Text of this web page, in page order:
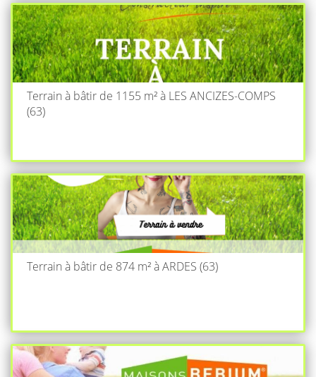
Terrain à bâtir de 1155 m² à LES ANCIZES-COMPS
(63)
Terrain à bâtir de 874 m² à ARDES (63)